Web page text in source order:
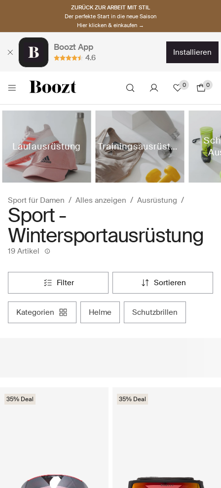
ZURÜCK ZUR ARBEIT MIT STIL
Der perfekte Start in die neue Saison
Hier klicken & einkaufen →
Boozt App
4.6
installieren
0 0
Laufausrüstung Trainingsausrüstung
Sport für Damen Alles anzeigen Ausrüstung
Sport -
Wintersportausrüstung
19 Artikel
filter sortieren
kategorien helme schutzbrillen
35% Deal 35% Deal